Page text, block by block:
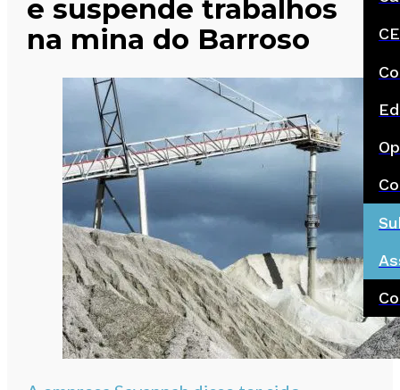
e suspende trabalhos
na mina do Barroso